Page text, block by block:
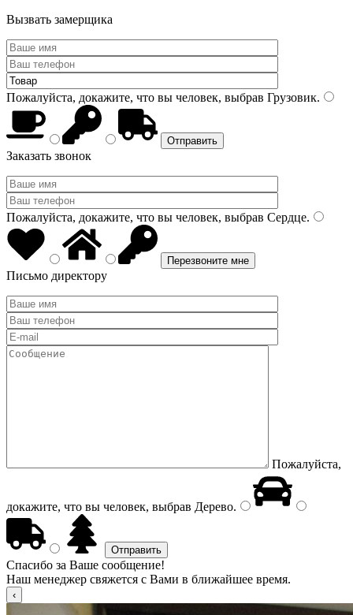
Вызвать замерщика
Пожалуйста, докажите, что вы человек, выбрав Грузовик.
Заказать звонок
Пожалуйста, докажите, что вы человек, выбрав Сердце.
Письмо директору
Пожалуйста,
докажите, что вы человек, выбрав Дерево.
Спасибо за Ваше сообщение!
Наш менеджер свяжется с Вами в ближайшее время.